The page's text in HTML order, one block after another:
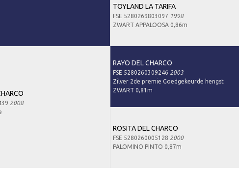
TOYLAND LA TARIFA
FSE 5280269803097 1998
ZWART APPALOOSA 0,86m
2008
RAYO DEL CHARCO
FSE 5280260309246 2003
Zilver 2de premie Goedgekeurde hengst
ZWART 0,81m
ROSITA DEL CHARCO
FSE 5280260005128 2000
PALOMINO PINTO 0,87m